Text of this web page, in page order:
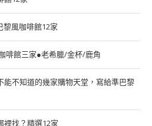
風咖啡館12家
啡館三家●老希臘/金杯/鹿角
能不知道的幾家購物天堂，寫給準巴黎
裡找？精選12家